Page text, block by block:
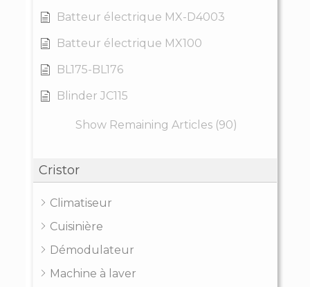
Batteur électrique MX-D4003
Batteur électrique MX100
BL175-BL176
Blinder JC115
Show Remaining Articles (90)
Cristor
Climatiseur
Cuisinière
Démodulateur
Machine à laver